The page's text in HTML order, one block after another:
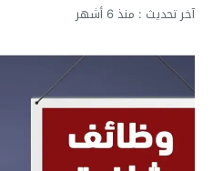
آخر تحديث : منذ 6 أشهر